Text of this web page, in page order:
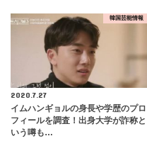
韓国芸能情報
2020.7.27
イムハンギョルの身長や学歴のプロ
フィールを調査！出身大学が詐称と
いう噂も…